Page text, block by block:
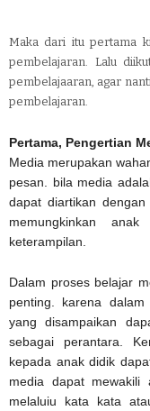
Maka dari itu pertama
pembelajaran. Lalu
pembelajaaran, agar
pembelajaran.
Pertama, Pengertian
Media merupakan
pesan. bila media
dapat diartikan
memungkinkan
keterampilan.
Dalam proses belajar
penting. karena
yang disampaikan
sebagai perantara.
kepada anak didik
media dapat
melaluiu kata kata